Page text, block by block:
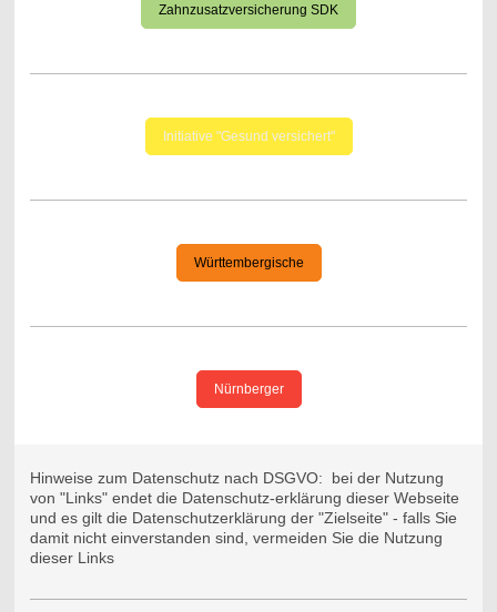
Zahnzusatzversicherung SDK
Initiative "Gesund versichert"
Württembergische
Nürnberger
Hinweise zum Datenschutz nach DSGVO: bei der Nutzung
von "Links" endet die Datenschutz-erklärung dieser Webseite
und es gilt die Datenschutzerklärung der "Zielseite" - falls Sie
damit nicht einverstanden sind, vermeiden Sie die Nutzung
dieser Links